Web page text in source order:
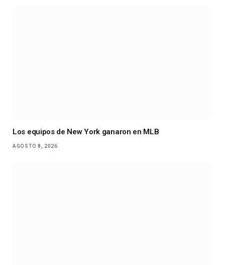
Los equipos de New York ganaron en MLB
AGOSTO 8, 2026